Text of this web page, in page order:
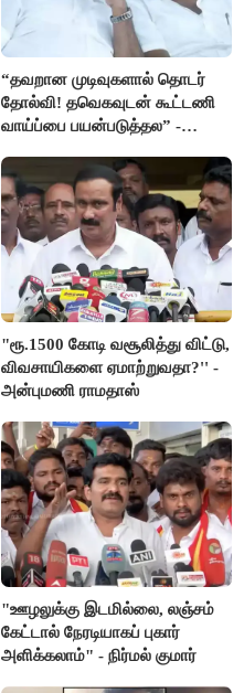
“தவறான முடிவுகளால் தொடர்
தோல்வி! தவெகவுடன் கூட்டணி
வாய்ப்பை பயன்படுத்தல” -
"ரூ.1500 கோடி வசூலித்து விட்டு,
விவசாயிகளை ஏமாற்றுவதா?'' -
அன்புமணி ராமதாஸ்
"ஊழலுக்கு இடமில்லை, லஞ்சம்
கேட்டால் நேரடியாகப் புகார்
அளிக்கலாம்" - நிர்மல் குமார்